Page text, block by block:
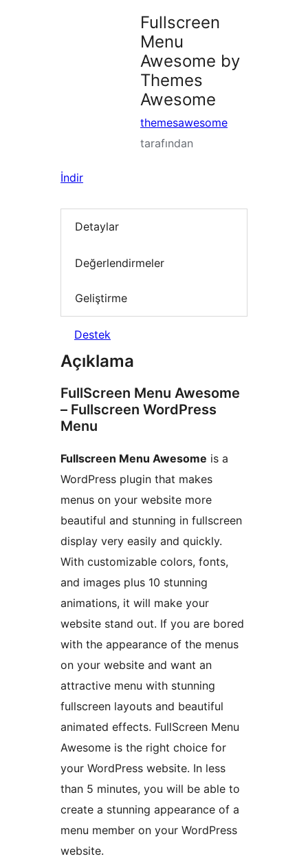
Fullscreen
Menu
Awesome by
Themes
Awesome
themesawesome
tarafından
İndir
Detaylar
Değerlendirmeler
Geliştirme
Destek
Açıklama
FullScreen Menu Awesome
– Fullscreen WordPress
Menu
Fullscreen Menu Awesome is a
WordPress plugin that makes
menus on your website more
beautiful and stunning in fullscreen
display very easily and quickly.
With customizable colors, fonts,
and images plus 10 stunning
animations, it will make your
website stand out. If you are bored
with the appearance of the menus
on your website and want an
attractive menu with stunning
fullscreen layouts and beautiful
animated effects. FullScreen Menu
Awesome is the right choice for
your WordPress website. In less
than 5 minutes, you will be able to
create a stunning appearance of a
menu member on your WordPress
website.